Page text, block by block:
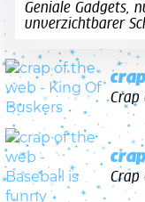
Geniale Gadgets,
unverzichtbarer
Crap
Crap